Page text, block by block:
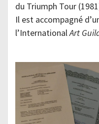
du Triumph Tour
Il est accompagné
l’InternationalArt